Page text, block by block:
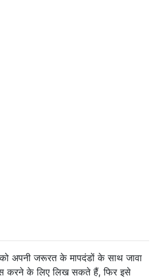
अपनी जरूरत के मापदंडों के साथ जावा
करने के लिए लिख सकते हैं, फिर इसे